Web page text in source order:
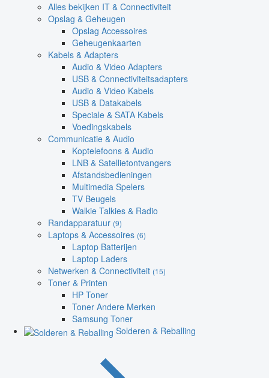
Alles bekijken IT & Connectiviteit
Opslag & Geheugen
Opslag Accessoires
Geheugenkaarten
Kabels & Adapters
Audio & Video Adapters
USB & Connectiviteitsadapters
Audio & Video Kabels
USB & Datakabels
Speciale & SATA Kabels
Voedingskabels
Communicatie & Audio
Koptelefoons & Audio
LNB & Satellietontvangers
Afstandsbedieningen
Multimedia Spelers
TV Beugels
Walkie Talkies & Radio
Randapparatuur (9)
Laptops & Accessoires (6)
Laptop Batterijen
Laptop Laders
Netwerken & Connectiviteit (15)
Toner & Printen
HP Toner
Toner Andere Merken
Samsung Toner
Solderen & Reballing